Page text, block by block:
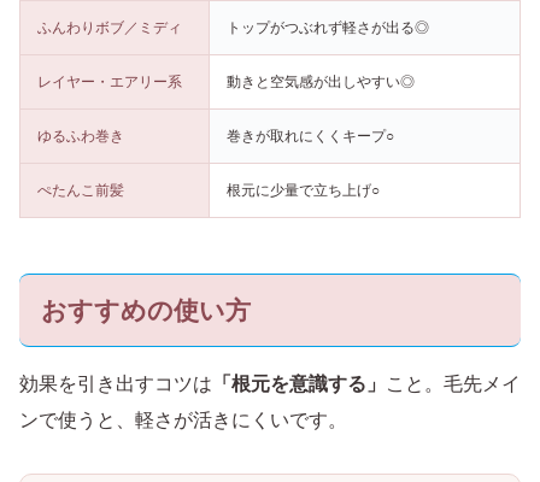
ふんわりボブ／ミディ トップがつぶれず軽さが出る◎
レイヤー・エアリー系 動きと空気感が出しやすい◎
ゆるふわ巻き 巻きが取れにくくキープ○
ぺたんこ前髪 根元に少量で立ち上げ○
おすすめの使い方
効果を引き出すコツは 「根元を意識する」
こと。毛先メイ
ンで使うと、軽さが活きにくいです。